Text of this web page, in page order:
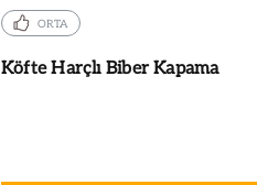
ORTA
Köfte Harçlı Biber Kapama